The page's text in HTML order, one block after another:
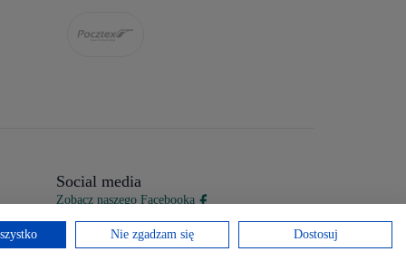
Social media
Zobacz naszego Facebooka
Nie zgadzam się Dostosuj